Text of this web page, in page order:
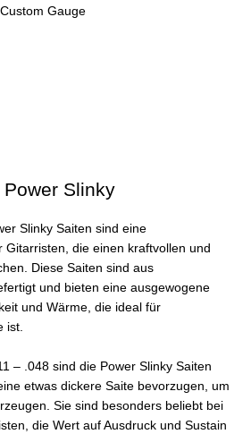
Gauge
Slinky
Slinky Saiten sind eine
Gitarristen, die einen kraftvollen und
Diese Saiten sind aus
und bieten eine ausgewogene
und Wärme, die ideal für
ist.
– .048 sind die Power Slinky Saiten
etwas dickere Saite bevorzugen, um
Sie sind besonders beliebt bei
die Wert auf Ausdruck und Sustain